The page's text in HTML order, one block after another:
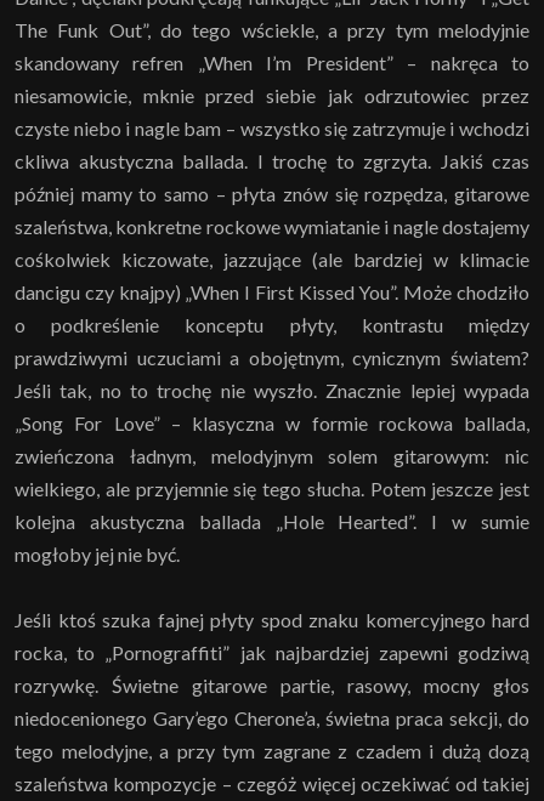
The Funk Out”, do tego wściekle, a przy tym melodyjnie
skandowany refren „When I’m President” – nakręca to
niesamowicie, mknie przed siebie jak odrzutowiec przez
czyste niebo i nagle bam – wszystko się zatrzymuje i wchodzi
ckliwa akustyczna ballada. I trochę to zgrzyta. Jakiś czas
później mamy to samo – płyta znów się rozpędza, gitarowe
szaleństwa, konkretne rockowe wymiatanie i nagle dostajemy
cośkolwiek kiczowate, jazzujące (ale bardziej w klimacie
dancigu czy knajpy) „When I First Kissed You”. Może chodziło
o podkreślenie konceptu płyty, kontrastu między
prawdziwymi uczuciami a obojętnym, cynicznym światem?
Jeśli tak, no to trochę nie wyszło. Znacznie lepiej wypada
„Song For Love” – klasyczna w formie rockowa ballada,
zwieńczona ładnym, melodyjnym solem gitarowym: nic
wielkiego, ale przyjemnie się tego słucha. Potem jeszcze jest
kolejna akustyczna ballada „Hole Hearted”. I w sumie
mogłoby jej nie być.
Jeśli ktoś szuka fajnej płyty spod znaku komercyjnego hard
rocka, to „Pornograffiti” jak najbardziej zapewni godziwą
rozrywkę. Świetne gitarowe partie, rasowy, mocny głos
niedocenionego Gary’ego Cherone’a, świetna praca sekcji, do
tego melodyjne, a przy tym zagrane z czadem i dużą dozą
szaleństwa kompozycje – czegóż więcej oczekiwać od takiej